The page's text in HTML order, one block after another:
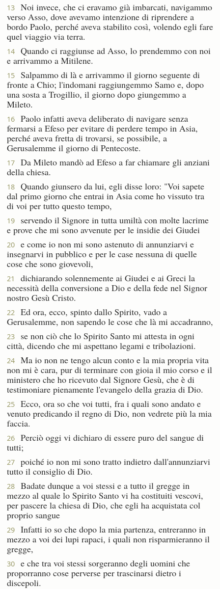
13
Noi invece, che ci eravamo già imbarcati, navigammo
verso Asso, dove avevamo intenzione di riprendere a
bordo Paolo, perché aveva stabilito così, volendo egli fare
quel viaggio via terra.
14
Quando ci raggiunse ad Asso, lo prendemmo con noi
e arrivammo a Mitilene.
15
Salpammo di là e arrivammo il giorno seguente di
fronte a Chio; l'indomani raggiungemmo Samo e, dopo
una sosta a Trogillio, il giorno dopo giungemmo a
Mileto.
16
Paolo infatti aveva deliberato di navigare senza
fermarsi a Efeso per evitare di perdere tempo in Asia,
perché aveva fretta di trovarsi, se possibile, a
Gerusalemme il giorno di Pentecoste.
17
Da Mileto mandò ad Efeso a far chiamare gli anziani
della chiesa.
18
Quando giunsero da lui, egli disse loro: "Voi sapete
dal primo giorno che entrai in Asia come ho vissuto tra
di voi per tutto questo tempo,
19
servendo il Signore in tutta umiltà con molte lacrime
e prove che mi sono avvenute per le insidie dei Giudei
20
e come io non mi sono astenuto di annunziarvi e
insegnarvi in pubblico e per le case nessuna di quelle
cose che sono giovevoli,
21
dichiarando solennemente ai Giudei e ai Greci la
necessità della conversione a Dio e della fede nel Signor
nostro Gesù Cristo.
22
Ed ora, ecco, spinto dallo Spirito, vado a
Gerusalemme, non sapendo le cose che là mi accadranno,
23
se non ciò che lo Spirito Santo mi attesta in ogni
città, dicendo che mi aspettano legami e tribolazioni.
24
Ma io non ne tengo alcun conto e la mia propria vita
non mi è cara, pur di terminare con gioia il mio corso e il
ministero che ho ricevuto dal Signore Gesù, che è di
testimoniare pienamente l'evangelo della grazia di Dio.
25
Ecco, ora so che voi tutti, fra i quali sono andato e
venuto predicando il regno di Dio, non vedrete più la mia
faccia.
26
Perciò oggi vi dichiaro di essere puro del sangue di
tutti;
27
poiché io non mi sono tratto indietro dall'annunziarvi
tutto il consiglio di Dio.
28
Badate dunque a voi stessi e a tutto il gregge in
mezzo al quale lo Spirito Santo vi ha costituiti vescovi,
per pascere la chiesa di Dio, che egli ha acquistata col
proprio sangue
29
Infatti io so che dopo la mia partenza, entreranno in
mezzo a voi dei lupi rapaci, i quali non risparmieranno il
gregge,
30
e che tra voi stessi sorgeranno degli uomini che
proporranno cose perverse per trascinarsi dietro i
discepoli.